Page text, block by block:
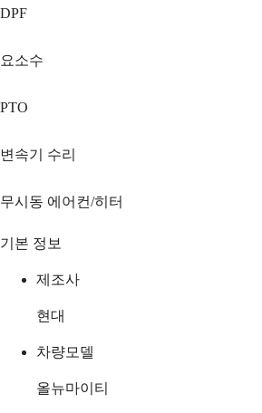
DPF
요소수
PTO
변속기 수리
무시동 에어컨/히터
기본 정보
제조사
현대
차량모델
올뉴마이티